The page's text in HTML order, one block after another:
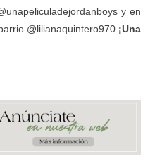
y en
@lilianaquintero970 ¡Una